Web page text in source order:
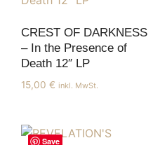
CREST OF DARKNESS
– In the Presence of
Death 12″ LP
15,00 € inkl. MwSt.
Save